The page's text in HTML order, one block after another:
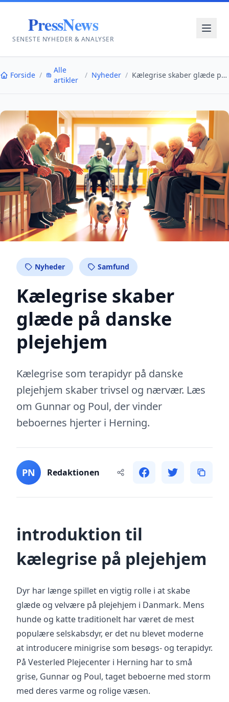
PressNews
SENESTE NYHEDER & ANALYSER
Forside /
Alle
artikler
/ Nyheder / Kælegrise skaber glæde på danske plejehjem
Nyheder Samfund
Kælegrise skaber
glæde på danske
plejehjem
Kælegrise som terapidyr på danske
plejehjem skaber trivsel og nærvær. Læs
om Gunnar og Poul, der vinder
beboernes hjerter i Herning.
PN Redaktionen
introduktion til
kælegrise på plejehjem
Dyr har længe spillet en vigtig rolle i at skabe
glæde og velvære på plejehjem i Danmark. Mens
hunde og katte traditionelt har været de mest
populære selskabsdyr, er det nu blevet moderne
at introducere minigrise som besøgs- og terapidyr.
På Vesterled Plejecenter i Herning har to små
grise, Gunnar og Poul, taget beboerne med storm
med deres varme og rolige væsen.